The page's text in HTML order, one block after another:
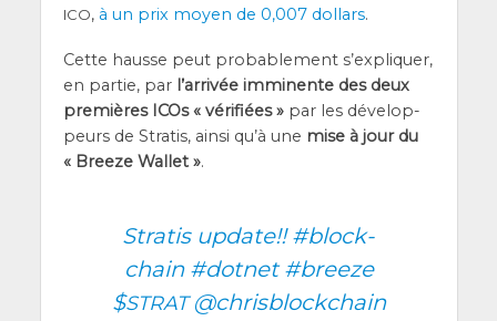
ICO, à un prix moyen de 0,007 dol­lars.
Cette hausse peut pro­ba­ble­ment s’ex­pli­quer,
en par­tie, par l’ar­ri­vée immi­nente des deux
pre­mières ICOs « véri­fiées »par les déve­lop­
peurs de Stra­tis, ain­si qu’à une mise à jour du
« Breeze Wal­let ».
Stra­tis update!!#blo­ck­
chain #dot­net #breeze
$STRAT @chrisblockchain